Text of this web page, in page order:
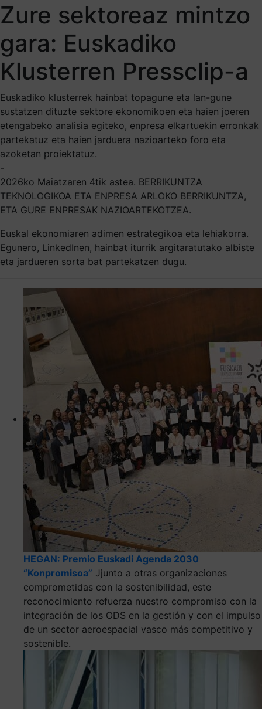
Zure sektoreaz mintzo
gara: Euskadiko
Klusterren Pressclip-a
Euskadiko klusterrek hainbat topagune eta lan-gune
sustatzen dituzte sektore ekonomikoen eta haien joeren
etengabeko analisia egiteko, enpresa elkartuekin erronkak
partekatuz eta haien jarduera nazioarteko foro eta
azoketan proiektatuz.
-
2026ko Maiatzaren 4tik astea. BERRIKUNTZA
TEKNOLOGIKOA ETA ENPRESA ARLOKO BERRIKUNTZA,
ETA GURE ENPRESAK NAZIOARTEKOTZEA.
Euskal ekonomiaren adimen estrategikoa eta lehiakorra.
Egunero, LinkedInen, hainbat iturrik argitaratutako albiste
eta jardueren sorta bat partekatzen dugu.
HEGAN: Premio Euskadi Agenda 2030
“Konpromisoa” Jjunto a otras organizaciones
comprometidas con la sostenibilidad, este
reconocimiento refuerza nuestro compromiso con la
integración de los ODS en la gestión y con el impulso
de un sector aeroespacial vasco más competitivo y
sostenible.